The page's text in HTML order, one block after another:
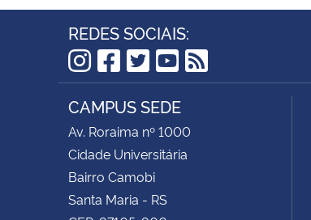
REDES SOCIAIS:
Instagram
Facebook
Twitter
YouTube
RSS
CAMPUS SEDE
Av. Roraima nº 1000
Cidade Universitária
Bairro Camobi
Santa Maria - RS